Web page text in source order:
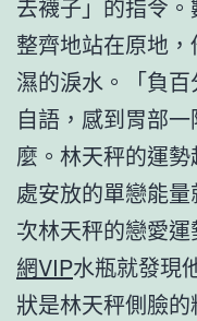
去襪子」的指令
整齊地站在原地
濕的淚水。「負
自語，感到胃部
麼。林天秤的運
處安放的單戀能
次林天秤的戀愛
網VIP水瓶就發現
狀是林天秤側臉